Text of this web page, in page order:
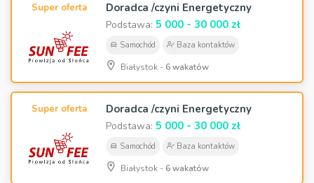
Super oferta Doradca /czyni Energetyczny
Podstawa: 5 000 - 30 000 zł
Samochód Baza kontaktów
Białystok - 6 wakatów
Super oferta Doradca /czyni Energetyczny
Podstawa: 5 000 - 30 000 zł
Samochód Baza kontaktów
Białystok - 6 wakatów